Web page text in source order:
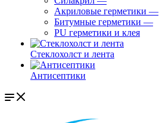
Акриловые герметики —
Битумные герметики —
PU герметики и клея
Стеклохолст и лента
Антисептики